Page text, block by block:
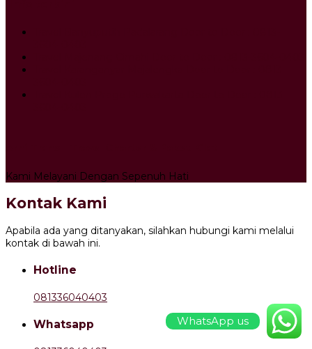
Kami Melayani Dengan Sepenuh Hati
Kontak Kami
Apabila ada yang ditanyakan, silahkan hubungi kami melalui
kontak di bawah ini.
Hotline
081336040403
Whatsapp WhatsApp us